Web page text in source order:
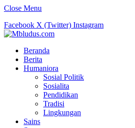
Close Menu
Facebook X (Twitter) Instagram
Beranda
Berita
Humaniora
Sosial Politik
Sosialita
Pendidikan
Tradisi
Lingkungan
Sains